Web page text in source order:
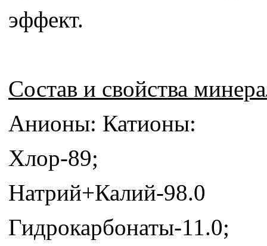
эффект.
Состав и свойства
Анионы: Катионы:
Хлор-89;
Натрий+Калий-98.0
Гидрокарбонаты-11.0;